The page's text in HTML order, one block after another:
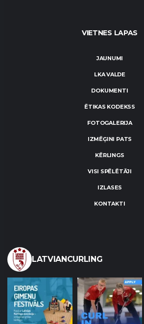
VIETNES LAPAS
JAUNUMI
LKA VALDE
DOKUMENTI
ĒTIKAS KODEKSS
FOTOGALERIJA
IZMĒĢINI PATS
KĒRLINGS
VISI SPĒLĒTĀJI
IZLASES
KONTAKTI
LATVIANCURLING